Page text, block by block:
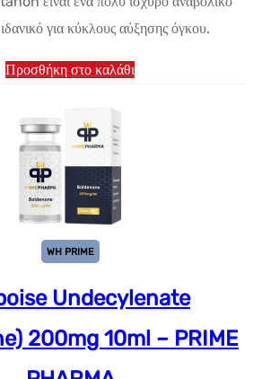
για κύκλους αύξησης όγκου.
Προσθήκη στο καλάθι
WH PRIME
Undecylenate
200mg 10ml – PRIME